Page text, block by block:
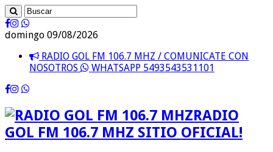
domingo 09/08/2026
RADIO GOL FM 106.7 MHZ / COMUNICATE CON
NOSOTROS
WHATSAPP 5493543531101
RADIO
GOL FM 106.7 MHZ SITIO OFICIAL!